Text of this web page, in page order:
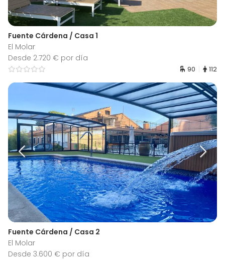
Fuente Cárdena / Casa 1
El Molar
Desde 2.720 € por día
90 112
Fuente Cárdena / Casa 2
El Molar
Desde 3.600 € por día